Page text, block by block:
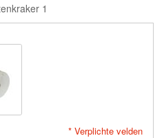
1
* Verplichte velden